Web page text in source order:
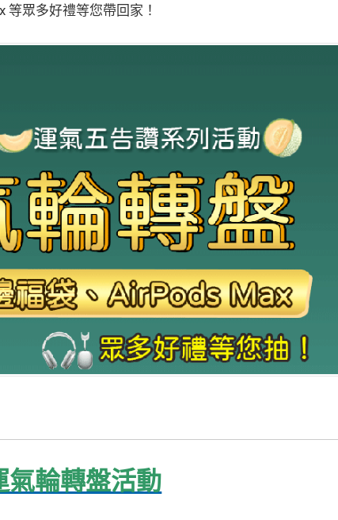
等眾多好禮等您帶回家！
氣輪轉盤活動